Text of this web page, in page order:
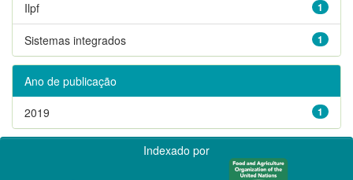
1
Ilpf
1
Sistemas integrados
Ano de publicação
1
2019
Indexado por